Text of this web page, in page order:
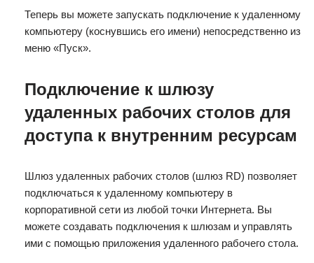
Теперь вы можете запускать подключение к удаленному
компьютеру (коснувшись его имени) непосредственно из
меню «Пуск».
Подключение к шлюзу
удаленных рабочих столов для
доступа к внутренним ресурсам
Шлюз удаленных рабочих столов (шлюз RD) позволяет
подключаться к удаленному компьютеру в
корпоративной сети из любой точки Интернета. Вы
можете создавать подключения к шлюзам и управлять
ими с помощью приложения удаленного рабочего стола.